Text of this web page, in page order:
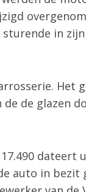
in zijn
Het
de glazen
dateert
auto in bezit